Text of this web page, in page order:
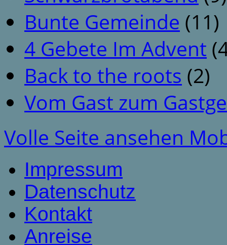
Bunte Gemeinde (11)
4 Gebete Im Advent
Back to the roots (2)
Vom Gast zum
Volle Seite ansehen
Impressum
Datenschutz
Kontakt
Anreise